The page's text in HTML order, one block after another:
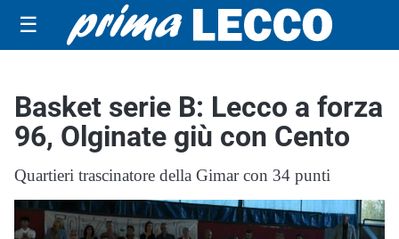
☰
Basket serie B: Lecco a forza
96, Olginate giù con Cento
Quartieri trascinatore della Gimar con 34 punti